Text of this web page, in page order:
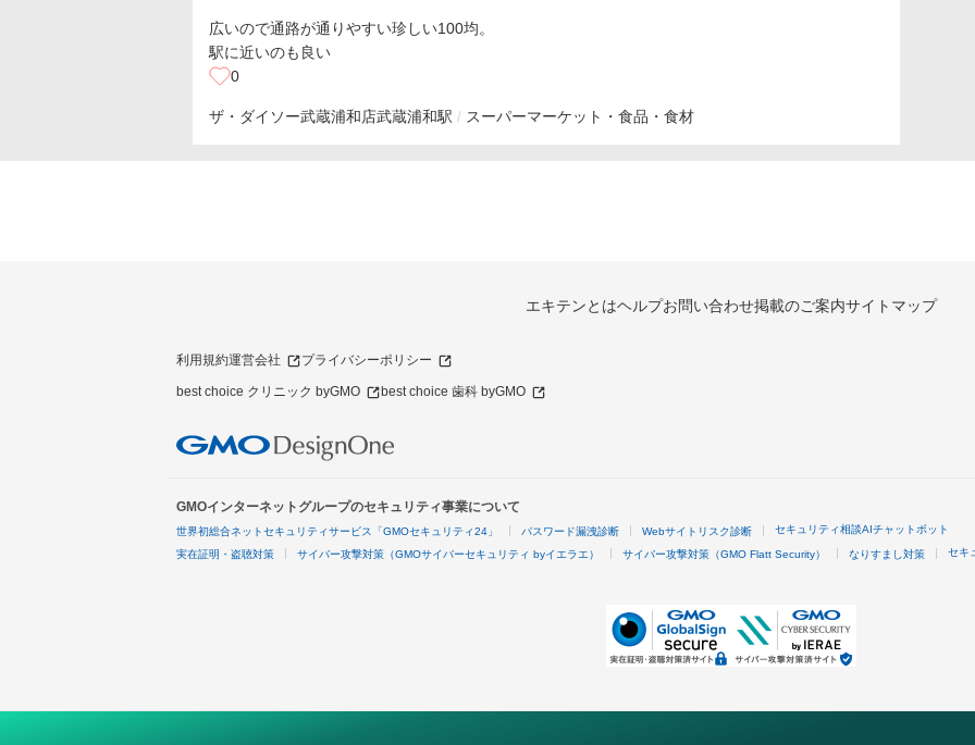
広いので通路が通りやすい珍しい100均。
駅に近いのも良い
0
ザ・ダイソー武蔵浦和店武蔵浦和駅 スーパーマーケット・食品・食材
エキテンとはヘルプお問い合わせ掲載のご案内サイトマップ
利用規約運営会社 プライバシーポリシー
best choice クリニック byGMO best choice 歯科 byGMO
GMOインターネットグループのセキュリティ事業について
世界初総合ネットセキュリティサービス「GMOセキュリティ24」 パスワード漏洩診断 Webサイトリスク診断 セキュリティ相談AIチャットボット
実在証明・盗聴対策 サイバー攻撃対策（GMOサイバーセキュリティ byイエラエ） サイバー攻撃対策（GMO Flatt Security） なりすまし対策 セキ